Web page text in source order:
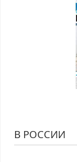
В РОССИИ